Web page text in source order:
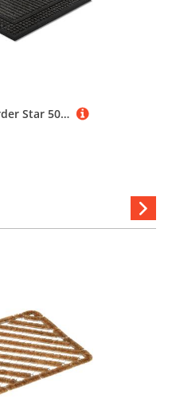
Astra Fußmatte Border Star 50 cm x 80 cm Grau Design 003